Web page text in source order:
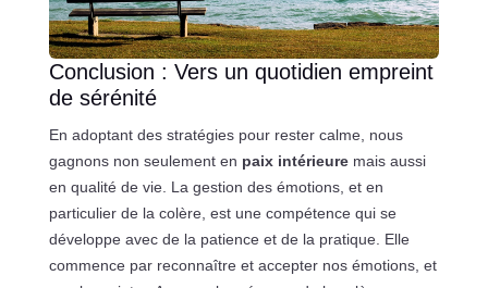
Conclusion : Vers un quotidien empreint
de sérénité
En adoptant des stratégies pour rester calme, nous
gagnons non seulement en paix intérieuremais aussi
en qualité de vie. La gestion des émotions, et en
particulier de la colère, est une compétence qui se
développe avec de la patience et de la pratique. Elle
commence par reconnaître et accepter nos émotions, et